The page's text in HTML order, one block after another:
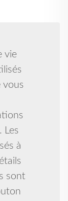
vie
vous
Les
à
sont